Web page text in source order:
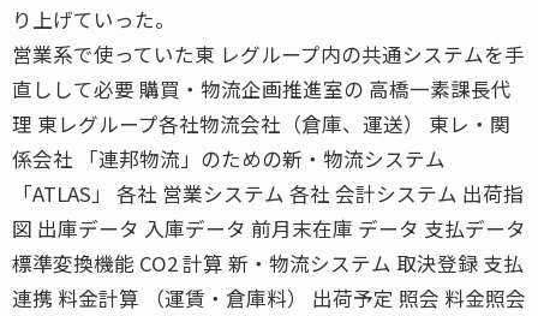
り上げていった。
営業系で使っていた東 レグループ内の共通システムを手
直しして必要 購買・物流企画推進室の 高橋一素課長代
理 東レグループ各社物流会社（倉庫、運送） 東レ・関
係会社 「連邦物流」のための新・物流システム
「ATLAS」 各社 営業システム 各社 会計システム 出荷指
図 出庫データ 入庫データ 前月末在庫 データ 支払データ
標準変換機能 CO2 計算 新・物流システム 取決登録 支払
連携 料金計算 （運賃・倉庫料） 出荷予定 照会 料金照会